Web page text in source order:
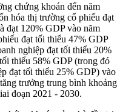
chứng khoán đến năm
hóa thị trường cổ phiếu đạt
đạt 120% GDP vào năm
đạt tối thiểu 47% GDP
nghiệp đạt tối thiểu 20%
thiểu 58% GDP (trong đó
đạt tối thiểu 25% GDP) vào
trưởng trung bình khoảng
đoạn 2021 - 2030.